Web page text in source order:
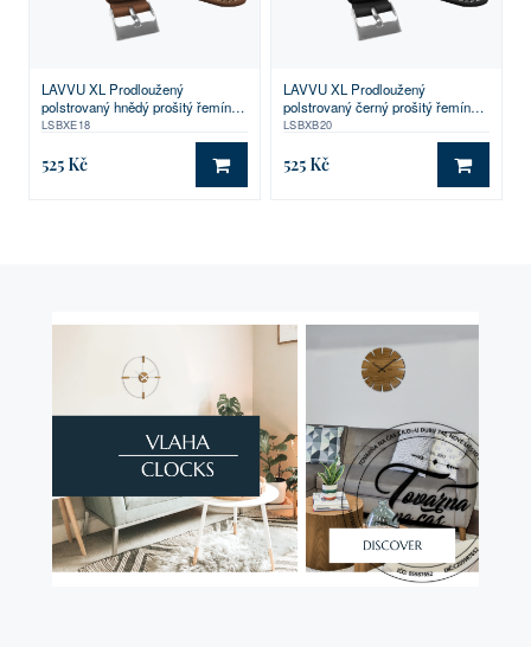
LAVVU XL Prodloužený
polstrovaný hnědý prošitý řemínek
SPORT z luxusní kůže Top Grain -
LSBXE18
525 Kč DO KOŠÍKU
LAVVU XL Prodloužený
polstrovaný černý prošitý řemínek
SPORT z luxusní kůže Top Grain -
LSBXB20
525 Kč DO